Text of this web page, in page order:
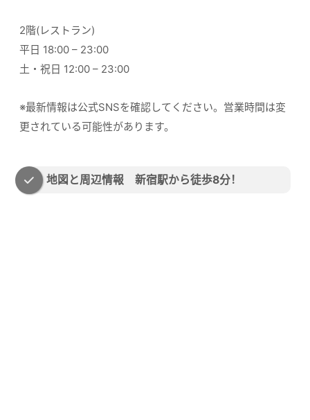
2階(レストラン)
平日 18:00 – 23:00
土・祝日 12:00 – 23:00
※最新情報は公式SNSを確認してください。営業時間は変
更されている可能性があります。
地図と周辺情報 新宿駅から徒歩8分！